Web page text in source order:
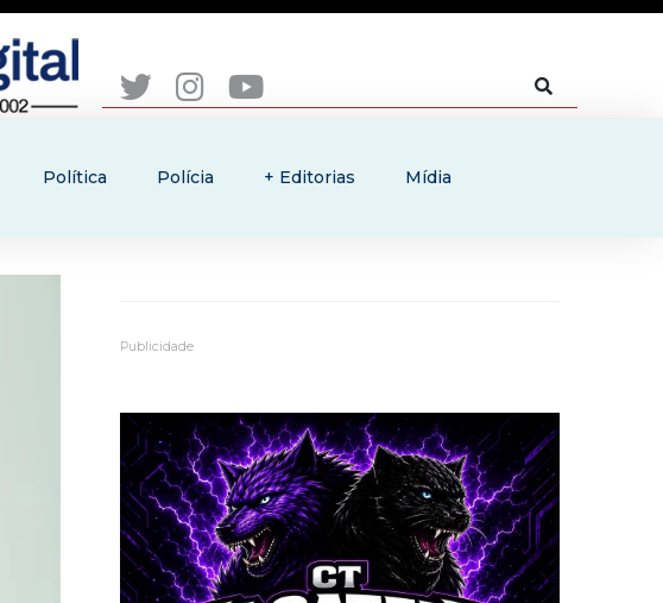
Política Polícia + Editorias Mídia
Publicidade